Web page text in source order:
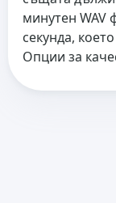
минутен WAV
секунда,
Опции за